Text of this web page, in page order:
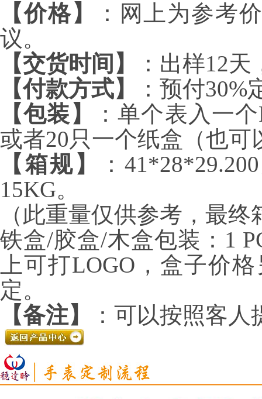
【价格】
：网上为参考
议。
【交货时间】
：出样12
【付款方式】
：预付
【包装】
：单个表入一
或者20只一个纸盒（也
【箱规】
：
15KG。
（此重量仅供参考，最
铁盒/胶盒/木盒包装：1
上可打LOGO，盒子价
定。
【备注】
：可以按照客